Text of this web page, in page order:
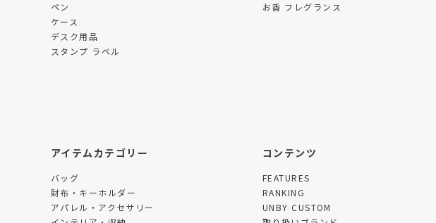
ペン
ケース
デスク用品
スタンプ ラベル
お香 フレグランス
アイテムカテゴリー
バッグ
財布・キーホルダー
アパレル・アクセサリー
コンテンツ
FEATURES
RANKING
UNBY CUSTOM